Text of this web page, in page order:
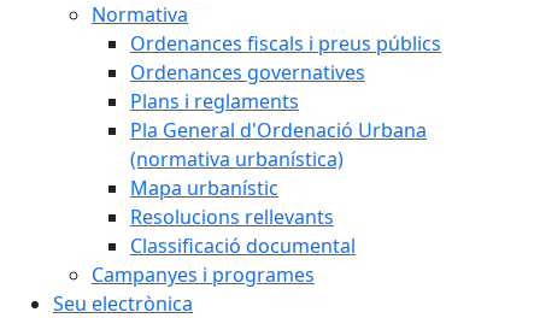
Normativa
Ordenances fiscals i preus públics
Ordenances governatives
Plans i reglaments
Pla General d'Ordenació Urbana
(normativa urbanística)
Mapa urbanístic
Resolucions rellevants
Classificació documental
Campanyes i programes
Seu electrònica